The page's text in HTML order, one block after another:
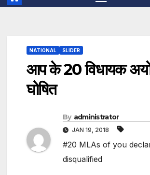
NATIONAL SLIDER
आप के 20 विधायक
घोषित
By administrator
JAN 19, 2018
#20 MLAs of you
disqualified